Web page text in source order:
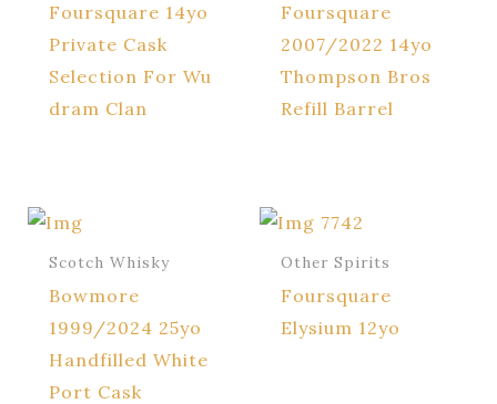
Foursquare 14yo
Private Cask
Selection For Wu
dram Clan
Foursquare
2007/2022 14yo
Thompson Bros
Refill Barrel
Scotch Whisky
Bowmore
1999/2024 25yo
Handfilled White
Port Cask
Other Spirits
Foursquare
Elysium 12yo